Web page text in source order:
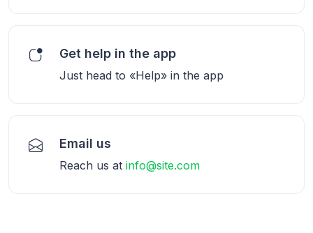
Get help in the app
Just head to «Help» in the app
Email us
Reach us at info@site.com